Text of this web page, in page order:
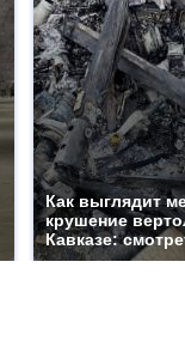
Как выглядит
крушение
Кавказе: